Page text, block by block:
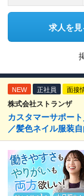
求人を見
NEW 正社員 面接
株式会社ストランザ
カスタマーサポー
／髪色ネイル服装